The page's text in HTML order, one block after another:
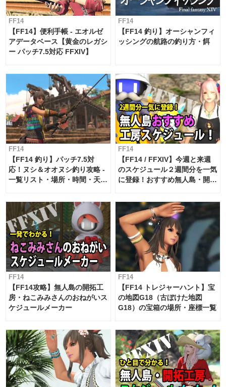
FF14
【FF14】便利手帳 - エオルゼ
アデータベース【黄金のレガシ
ー パッチ7.5対応 FFXIV】
FF14
【FF14 釣り】オーシャンフィ
ッシングの航路の釣り方・餌
FF14
【FF14 釣り】パッチ7.5対
応！ヌシ＆オオヌシ釣り攻略 -
一覧リスト・場所・時間・天
FF14
【FF14 / FFXIV】今週と来週
のスケジュール２週間分を一気
に登録！おすすめ無人島・開拓
FF14
【FF14攻略】無人島の開拓工
房・ねこみみさんのおねがいス
ケジュールメーカー
FF14
【FF14 トレジャーハント】宝
の地図G18（古ぼけた地図
G18）の宝箱の場所・座標一覧